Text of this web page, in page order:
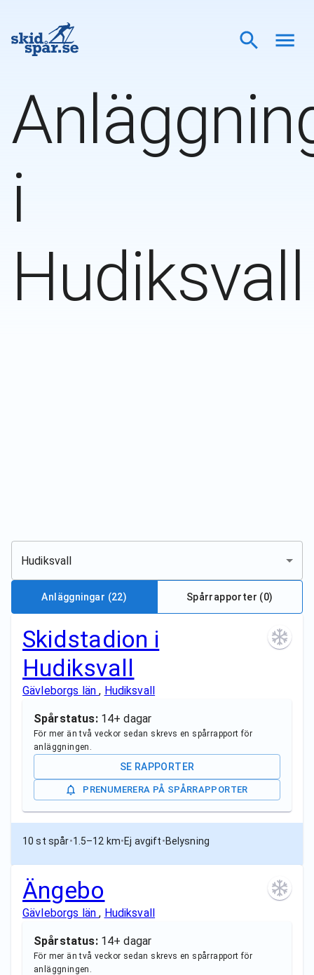
i
Hudiksvall
Hudiksvall
Anläggningar (22) Spårrapporter (0)
Skidstadion i
Hudiksvall
Gävleborgs län, Hudiksvall
Spårstatus: 14+ dagar
För mer än två veckor sedan skrevs en spårrapport för
anläggningen.
SE RAPPORTER
PRENUMERERA PÅ SPÅRRAPPORTER
10 st spår•1.5–12 km•Ej avgift•Belysning
Ängebo
Gävleborgs län, Hudiksvall
Spårstatus: 14+ dagar
För mer än två veckor sedan skrevs en spårrapport för
anläggningen.